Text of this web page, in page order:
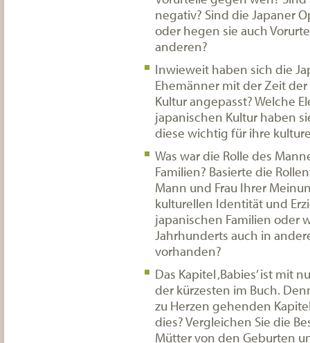
negativ? Sind die Japaner
oder hegen sie auch
anderen?
Inwieweit haben sich die
Ehemänner mit der Zeit
Kultur angepasst? Welche
japanischen Kultur haben
diese wichtig für ihre
Was war die Rolle des
Familien? Basierte die
Mann und Frau Ihrer
kulturellen Identität und
japanischen Familien oder
Jahrhunderts auch in
vorhanden?
Das Kapitel ‚Babies’ ist mit
der kürzesten im Buch.
zu Herzen gehenden
dies? Vergleichen Sie die
Mütter von den Geburten